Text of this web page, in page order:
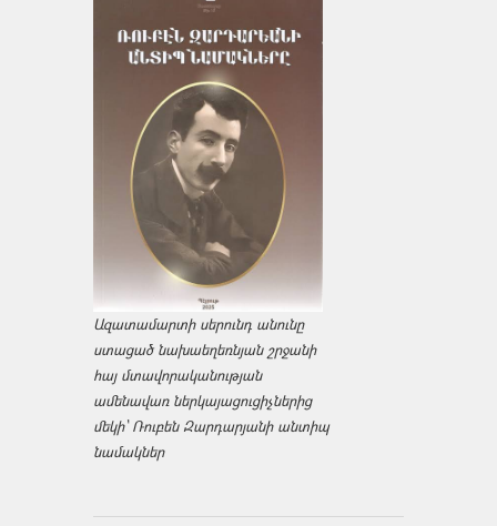
Ազատամարտի սերունդ անունը
ստացած նախաեղեռնյան շրջանի
հայ մտավորականության
ամենավառ ներկայացուցիչներից
մեկի՝ Ռուբեն Զարդարյանի անտիպ
նամակներ